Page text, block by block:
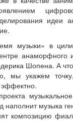
идеи
музыки» в
анаморфного
Шопена. А
мы укажем
эффектно.
музыка
композицию